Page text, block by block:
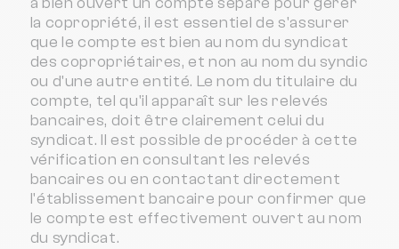
la copropriété, il est essentiel de s'assurer
que le compte est bien au nom du syndicat
des copropriétaires, et non au nom du syndic
ou d'une autre entité. Le nom du titulaire du
compte, tel qu'il apparaît sur les relevés
bancaires, doit être clairement celui du
syndicat. Il est possible de procéder à cette
vérification en consultant les relevés
bancaires ou en contactant directement
l'établissement bancaire pour confirmer que
le compte est effectivement ouvert au nom
du syndicat.